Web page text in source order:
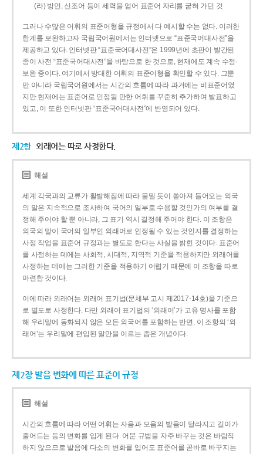
(라) 방언, 신조어 등이 세력을 얻어 표준어 자리를 굳혀 가던 것
그러나 수많은 어휘의 표준어형을 규정에서 다 예시할 수는 없다. 이러한
한계를 보완하고자 국립국어원에서는 인터넷으로 “표준국어대사전”을
제공하고 있다. 인터넷판 “표준국어대사전”은 1999년에 초판이 발간된
종이 사전 “표준국어대사전”을 바탕으로 한 것으로, 현재에도 계속 수정·
보완 중이다. 여기에서 방대한 어휘의 표준어형을 확인할 수 있다. 그뿐
만 아니라 국립국어원에서는 시간의 흐름에 따라 과거에는 비표준어였
지만 현재에는 표준어로 인정될 만한 어휘를 꾸준히 추가하여 발표하고
있고, 이 또한 인터넷판 “표준국어대사전”에 반영되어 있다.
제2항 외래어는 따로 사정한다.
해설
세계 각국과의 교류가 활발해짐에 따라 물밀 듯이 쏟아져 들어오는 외국
의 말은 지속적으로 조사하여 국어의 일부로 수용할 것인가의 여부를 결
정해 주어야 할 뿐 아니라, 그 표기 역시 결정해 주어야 한다. 이 조항은
외국의 말이 국어의 일부인 외래어로 인정될 수 있는 것인지를 결정하는
사정 작업을 표준어 규정과는 별도로 한다는 사실을 밝힌 것이다. 표준어
를 사정하는 데에는 사회적, 시대적, 지역적 기준을 적용하지만 외래어를
사정하는 데에는 그러한 기준을 적용하기 어렵기 때문에 이 조항을 따로
마련한 것이다.
이에 따라 외래어는 외래어 표기법(문체부 고시 제2017-14호)을 기준으
로 별도로 사정한다. 다만 외래어 표기법의 ‘외래어’가 고유 명사를 포함
해 우리말에 동화되지 않은 모든 외국어를 포함하는 반면, 이 조항의 ‘외
래어’는 우리말에 편입된 말만을 이르는 좁은 개념이다.
제2장 발음 변화에 따른 표준어 규정
해설
시간의 흐름에 따라 어떤 어휘는 자음과 모음의 발음이 달라지고 길이가
줄어드는 등의 변화를 입게 된다. 어문 규범을 자주 바꾸는 것은 바람직
하지 않으므로 발음에 다소의 변화를 입어도 표준어를 곧바로 바꾸지는